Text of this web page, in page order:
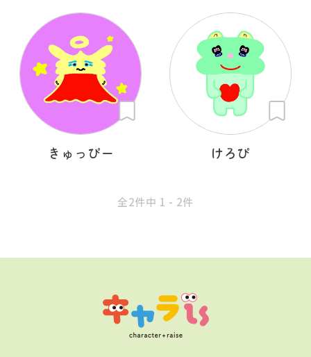
きゅっぴー けろぴ
全2件中 1 - 2件